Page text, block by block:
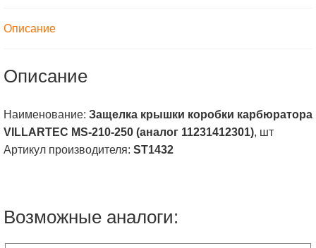
Описание
Описание
Наименование: Защелка крышки коробки карбюратора
VILLARTEC MS-210-250 (аналог 11231412301), шт
Артикул производителя: ST1432
Возможные аналоги: